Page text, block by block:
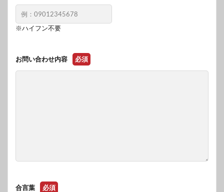
※ハイフン不要
お問い合わせ内容 必須
合言葉
必須